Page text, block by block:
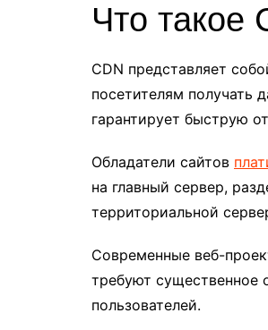
Что такое
CDN представляет
посетителям получать
гарантирует быструю
Обладатели сайтов
на главный сервер,
территориальной
Современные веб-
требуют существенное
пользователей.